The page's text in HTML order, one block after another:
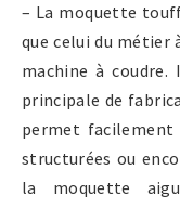
– La moquette
que celui du métier
machine à
principale de
permet
structurées ou
la moquette